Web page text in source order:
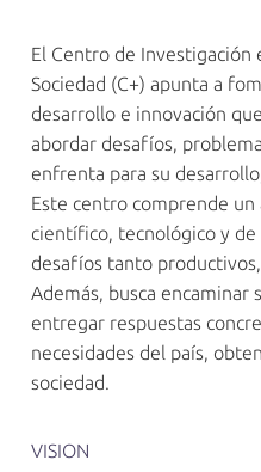
El Centro de Investigación
Sociedad (C+) apunta a
desarrollo e innovación
abordar desafíos,
enfrenta para su
Este centro comprende
científico, tecnológico y
desafíos tanto
Además, busca encaminar
entregar respuestas
necesidades del país,
sociedad.
VISION